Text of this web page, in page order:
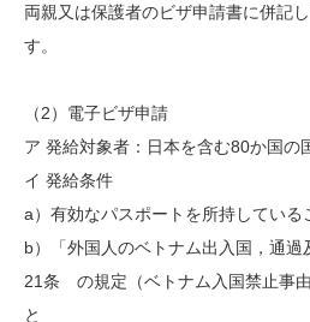
両親又は保護者のビザ申請書に併記
す。
（2）電子ビザ申請
ア 発給対象者：日本を含む80か国の
イ 発給条件
a）有効なパスポートを所持している
b）「外国人のベトナム出入国，通
21条 の規定（ベトナム入国禁止事
と